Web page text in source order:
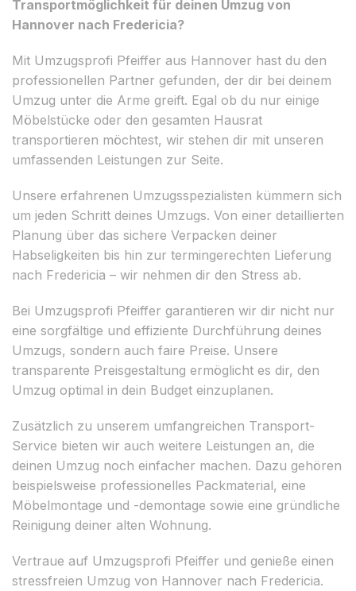
Transportmöglichkeit für deinen Umzug von
Hannover nach Fredericia?
Mit Umzugsprofi Pfeiffer aus Hannover hast du den
professionellen Partner gefunden, der dir bei deinem
Umzug unter die Arme greift. Egal ob du nur einige
Möbelstücke oder den gesamten Hausrat
transportieren möchtest, wir stehen dir mit unseren
umfassenden Leistungen zur Seite.
Unsere erfahrenen Umzugsspezialisten kümmern sich
um jeden Schritt deines Umzugs. Von einer detaillierten
Planung über das sichere Verpacken deiner
Habseligkeiten bis hin zur termingerechten Lieferung
nach Fredericia – wir nehmen dir den Stress ab.
Bei Umzugsprofi Pfeiffer garantieren wir dir nicht nur
eine sorgfältige und effiziente Durchführung deines
Umzugs, sondern auch faire Preise. Unsere
transparente Preisgestaltung ermöglicht es dir, den
Umzug optimal in dein Budget einzuplanen.
Zusätzlich zu unserem umfangreichen Transport-
Service bieten wir auch weitere Leistungen an, die
deinen Umzug noch einfacher machen. Dazu gehören
beispielsweise professionelles Packmaterial, eine
Möbelmontage und -demontage sowie eine gründliche
Reinigung deiner alten Wohnung.
Vertraue auf Umzugsprofi Pfeiffer und genieße einen
stressfreien Umzug von Hannover nach Fredericia.